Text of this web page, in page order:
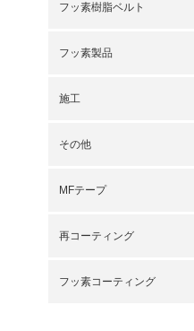
フッ素樹脂ベルト
フッ素製品
施工
その他
MFテープ
再コーティング
フッ素コーティング